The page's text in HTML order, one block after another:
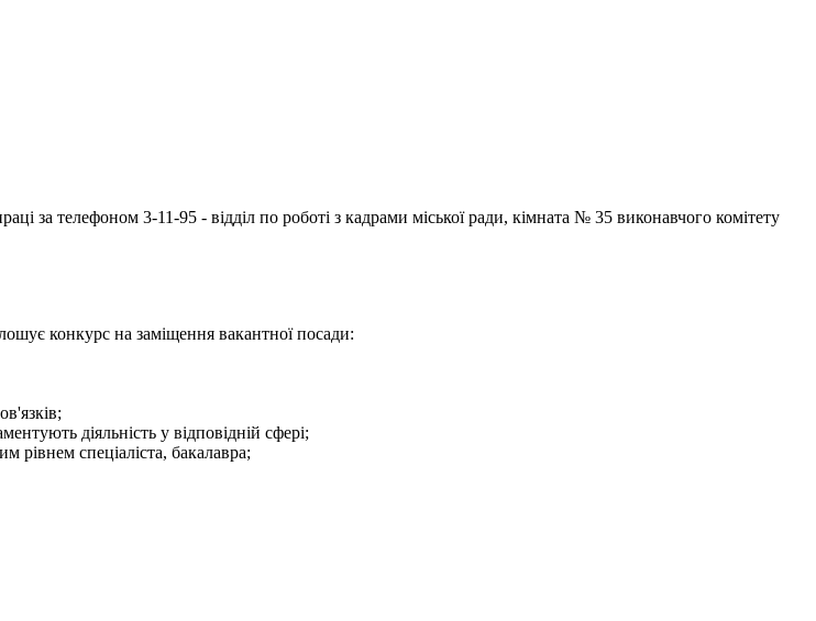
за телефоном 3-11-95 - відділ по роботі з кадрами міської ради, кімната № 35 виконавчого комітету
конкурс на заміщення вакантної посади:
діяльність у відповідній сфері;
рівнем спеціаліста, бакалавра;